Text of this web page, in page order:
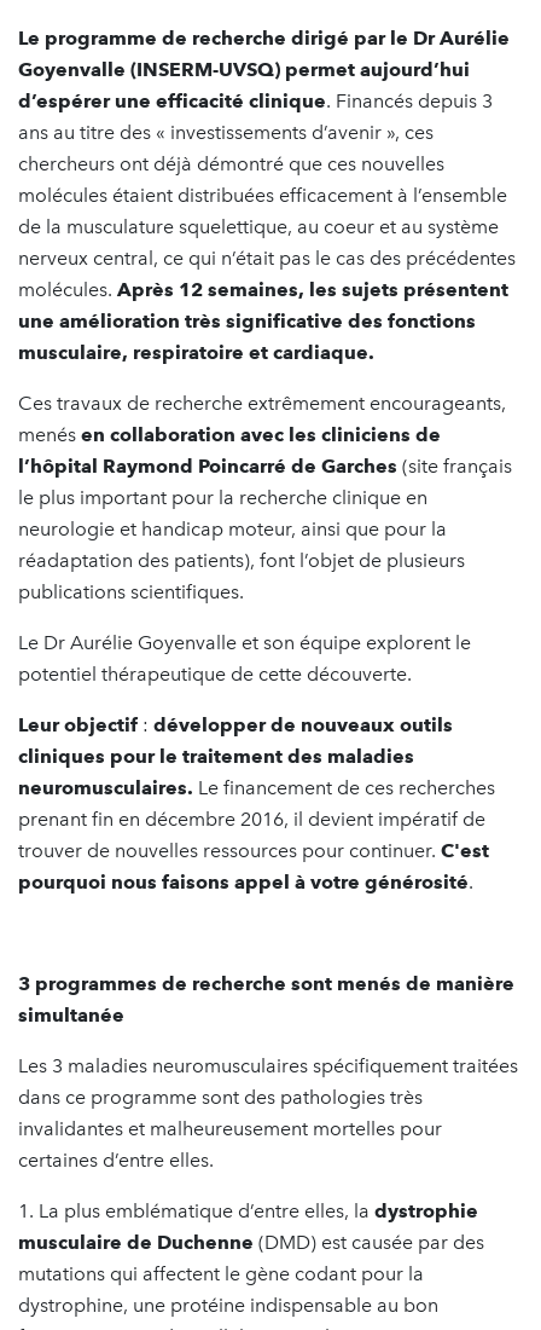
Le programme de recherche dirigé par le Dr Aurélie
Goyenvalle (INSERM-UVSQ) permet aujourd’hui
d’espérer une efficacité clinique. Financés depuis 3
ans au titre des « investissements d’avenir », ces
chercheurs ont déjà démontré que ces nouvelles
molécules étaient distribuées efficacement à l’ensemble
de la musculature squelettique, au coeur et au système
nerveux central, ce qui n’était pas le cas des précédentes
molécules. Après 12 semaines, les sujets présentent
une amélioration très significative des fonctions
musculaire, respiratoire et cardiaque.
Ces travaux de recherche extrêmement encourageants,
menés en collaboration avec les cliniciens de
l’hôpital Raymond Poincarré de Garches (site français
le plus important pour la recherche clinique en
neurologie et handicap moteur, ainsi que pour la
réadaptation des patients), font l’objet de plusieurs
publications scientifiques.
Le Dr Aurélie Goyenvalle et son équipe explorent le
potentiel thérapeutique de cette découverte.
Leur objectif : développer de nouveaux outils
cliniques pour le traitement des maladies
neuromusculaires. Le financement de ces recherches
prenant fin en décembre 2016, il devient impératif de
trouver de nouvelles ressources pour continuer. C'est
pourquoi nous faisons appel à votre générosité.
3 programmes de recherche sont menés de manière
simultanée
Les 3 maladies neuromusculaires spécifiquement traitées
dans ce programme sont des pathologies très
invalidantes et malheureusement mortelles pour
certaines d’entre elles.
1. La plus emblématique d’entre elles, la dystrophie
musculaire de Duchenne (DMD) est causée par des
mutations qui affectent le gène codant pour la
dystrophine, une protéine indispensable au bon